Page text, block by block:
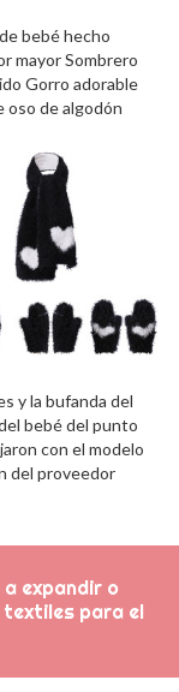
bebé hecho
mayor Sombrero
Gorro adorable
oso de algodón
y la bufanda del
bebé del punto
con el modelo
del proveedor
expandir o
textiles para el